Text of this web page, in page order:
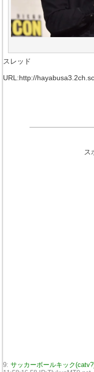
スレッド
URL:http://
ス
9: サッカーボールキック